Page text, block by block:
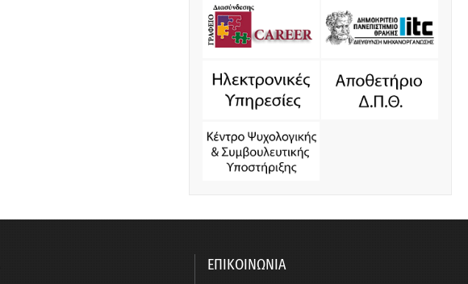
ΕΠΙΚΟΙΝΩΝΙΑ